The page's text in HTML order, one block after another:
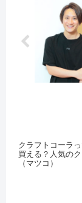
クラフトコーラ
買える？人気の
（マツコ）